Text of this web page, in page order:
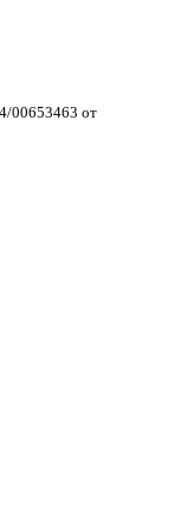
00653463 от